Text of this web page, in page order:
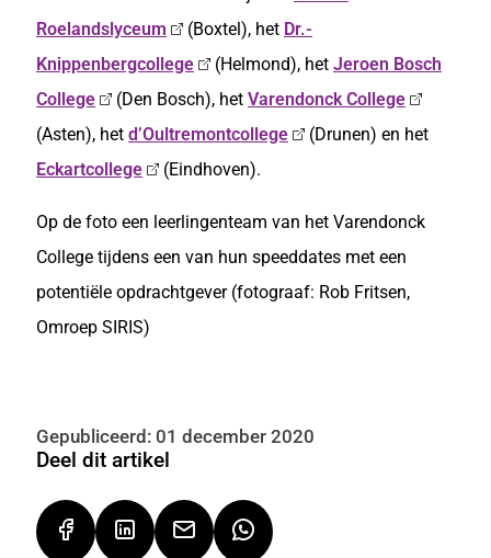
Roelandslyceum
(Boxtel), het Dr.-
Knippenbergcollege
(Helmond), het Jeroen Bosch
College
(Den Bosch), het Varendonck College
(Asten), het d’Oultremontcollege
(Drunen) en het
Eckartcollege
(Eindhoven).
Op de foto een leerlingenteam van het Varendonck
College tijdens een van hun speeddates met een
potentiële opdrachtgever (fotograaf: Rob Fritsen,
Omroep SIRIS)
Gepubliceerd: 01 december 2020
Deel dit artikel